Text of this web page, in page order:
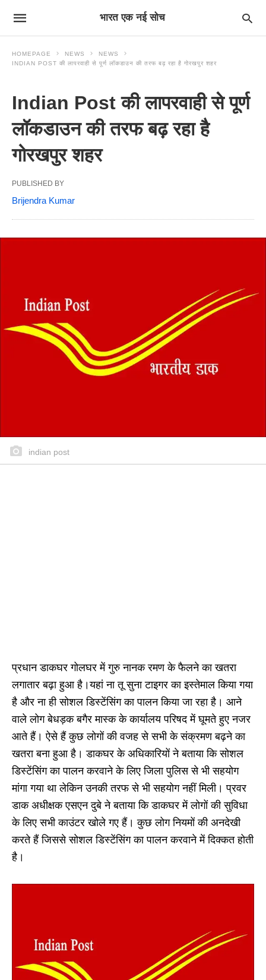
भारत एक नई सोच
HOMEPAGE NEWS
NEWS
INDIAN POST की लापरवाही से पूर्ण लॉकडाउन की तरफ बढ़ रहा है गोरखपुर शहर
Indian Post की लापरवाही से पूर्ण
लॉकडाउन की तरफ बढ़ रहा है
गोरखपुर शहर
PUBLISHED BY
Brijendra Kumar
indian post
प्रधान डाकघर गोलघर में गुरु नानक रमण के फैलने का खतरा
लगातार बढ़ा हुआ है।यहां ना तू सुना टाइगर का इस्तेमाल किया गया
है और ना ही सोशल डिस्टेंसिंग का पालन किया जा रहा है। आने
वाले लोग बेधड़क बगैर मास्क के कार्यालय परिषद में घूमते हुए नजर
आते हैं। ऐसे हैं कुछ लोगों की वजह से सभी के संक्रमण बढ़ने का
खतरा बना हुआ है। डाकघर के अधिकारियों ने बताया कि सोशल
डिस्टेंसिंग का पालन करवाने के लिए जिला पुलिस से भी सहयोग
मांगा गया था लेकिन उनकी तरफ से भी सहयोग नहीं मिली। प्रवर
डाक अधीक्षक एसएन दुबे ने बताया कि डाकघर में लोगों की सुविधा
के लिए सभी काउंटर खोले गए हैं। कुछ लोग नियमों की अनदेखी
करते हैं जिससे सोशल डिस्टेंसिंग का पालन करवाने में दिक्कत होती
है।